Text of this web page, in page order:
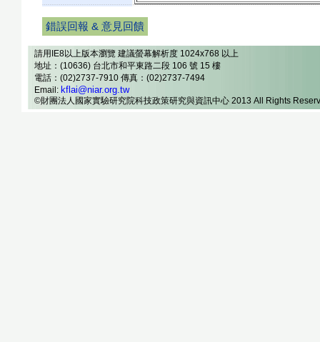
錯誤回報 & 意見回饋
請用IE8以上版本瀏覽 建議螢幕解析度 1024x768 以上
地址：(10636) 台北市和平東路二段 106 號 15 樓
電話：(02)2737-7910 傳真：(02)2737-7494
Email: kflai@niar.org.tw
©財團法人國家實驗研究院科技政策研究與資訊中心 2013 All Rights